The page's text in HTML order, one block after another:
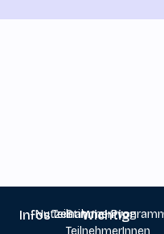
InfosNutzen
Teilnahme
Stimmen von
TeilnehmerInnen
Wichtig